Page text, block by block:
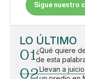
Sigue nuestro
LO ÚLTIMO
01¿Qué quiere
de esta
02Llevan a